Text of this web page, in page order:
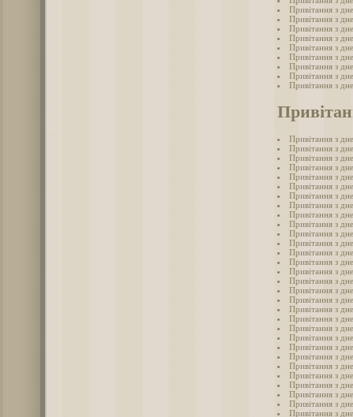
Привітання з
Привітання з
Привітання з
Привітання з
Привітання з
Привітання з
Привітання з
Привітання з
Привітання з
Привітання з
Привітання з
Привітання з
Привітання з
Привітання з
Привітання з
Привітання з
Привітання з
Привітання з
Привітання з
Привітання з
Привітання з
Привітання з
Привітання з
Привітання з
Привітання з
Привітання з
Привітання з
Привітання з
Привітання з
Привітання з
Привітання з
Привітання з
Привітання з
Привітання з
Привітання з
Привітання з
Привітання з
Привітання з
Привітання з